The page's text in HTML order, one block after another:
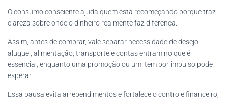
O consumo consciente ajuda quem está recomeçando porque traz
clareza sobre onde o dinheiro realmente faz diferença.
Assim, antes de comprar, vale separar necessidade de desejo:
aluguel, alimentação, transporte e contas entram no que é
essencial, enquanto uma promoção ou um item por impulso pode
esperar.
Essa pausa evita arrependimentos e fortalece o controle financeiro,